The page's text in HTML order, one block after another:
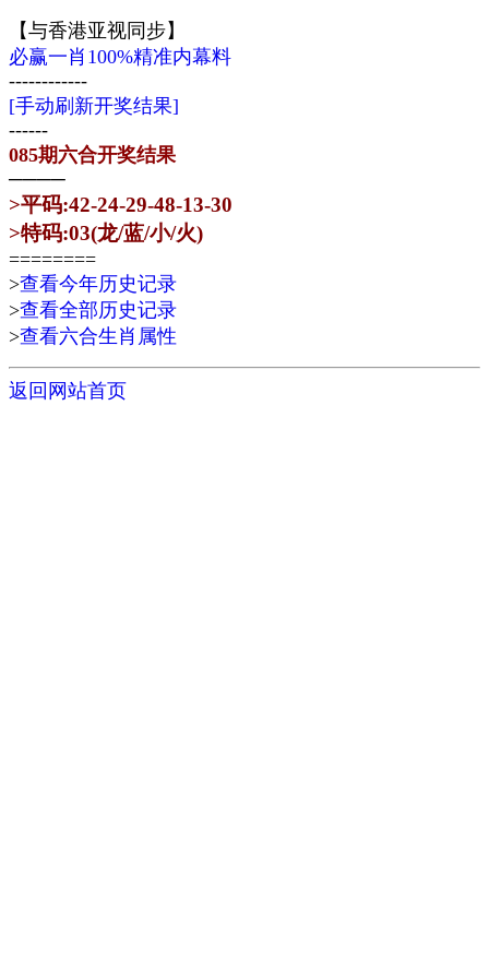
【与香港亚视同步】
必赢一肖100%精准内幕料
------------
[手动刷新开奖结果]
------
085期六合开奖结果
────
>平码:42-24-29-48-13-30
>特码:03(龙/蓝/小/火)
========
>查看今年历史记录
>查看全部历史记录
>查看六合生肖属性
返回网站首页